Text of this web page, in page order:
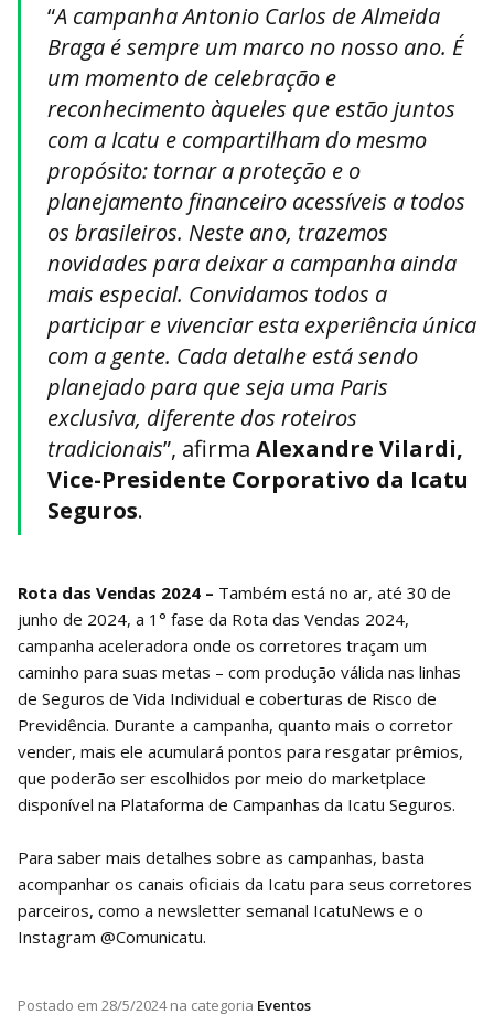
“A campanha Antonio Carlos de Almeida
Braga é sempre um marco no nosso ano. É
um momento de celebração e
reconhecimento àqueles que estão juntos
com a Icatu e compartilham do mesmo
propósito: tornar a proteção e o
planejamento financeiro acessíveis a todos
os brasileiros. Neste ano, trazemos
novidades para deixar a campanha ainda
mais especial. Convidamos todos a
participar e vivenciar esta experiência única
com a gente. Cada detalhe está sendo
planejado para que seja uma Paris
exclusiva, diferente dos roteiros
tradicionais”, afirma Alexandre Vilardi,
Vice-Presidente Corporativo da Icatu
Seguros.
Rota das Vendas 2024 – Também está no ar, até 30 de
junho de 2024, a 1° fase da Rota das Vendas 2024,
campanha aceleradora onde os corretores traçam um
caminho para suas metas – com produção válida nas linhas
de Seguros de Vida Individual e coberturas de Risco de
Previdência. Durante a campanha, quanto mais o corretor
vender, mais ele acumulará pontos para resgatar prêmios,
que poderão ser escolhidos por meio do marketplace
disponível na Plataforma de Campanhas da Icatu Seguros.
Para saber mais detalhes sobre as campanhas, basta
acompanhar os canais oficiais da Icatu para seus corretores
parceiros, como a newsletter semanal IcatuNews e o
Instagram @Comunicatu.
Postado em 28/5/2024na categoria Eventos